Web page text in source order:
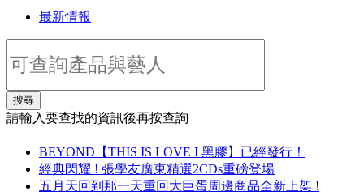
最新情報
搜尋
請輸入要查找的資訊後再按查詢
BEYOND【THIS IS LOVE I 黑膠】已經發行！
經典閃耀 ! 張學友廣東精選2CDs重磅登場
五月天回到那一天重回大巨蛋周邊商品全新上架 !